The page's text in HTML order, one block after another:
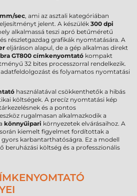
sec, ami az asztali kategóriában
jelent. A készülék 300 dpi
alkalmassá teszi apró betűméretű
részletgazdag grafikák nyomtatására. A
eljáráson alapul, de a gép alkalmas direkt
GT800 címkenyomtató kompakt
32 bites processzorral rendelkezik.
és folyamatos nyomtatási
használatával csökkenthetők a hibás
költségek. A precíz nyomtatási kép
és a pontos
rugalmasan alkalmazkodik a
könnyűipari környezetek elvárásaihoz. A
kiemelt figyelmet fordítottak a
karbantarthatóságra. Ez a modell
beruházási költség és a professzionális